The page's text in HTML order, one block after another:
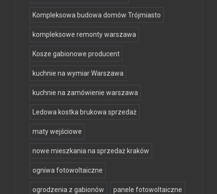
Kompleksowa budowa domów Trójmiasto
kompleksowe remonty warszawa
Kosze gabionowe producent
kuchnie na wymiar Warszawa
kuchnie na zamówienie warszawa
Ledowa kostka brukowa sprzedaż
maty wejściowe
nowe mieszkania na sprzedaż kraków
ogniwa fotowoltaiczne
ogrodzenia z gabionów panele fotowoltaiczne